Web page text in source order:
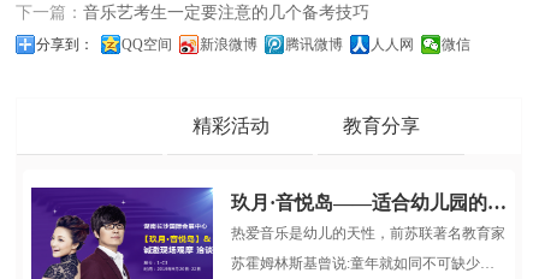
下一篇：音乐艺考生一定要注意的几个备考技巧
分享到： QQ空间 新浪微博 腾讯微博 人人网 微信
精彩活动 教育分享
玖月·音悦岛——适合幼儿园的多媒体音乐启蒙课程
热爱音乐是幼儿的天性，前苏联著名教育家
苏霍姆林斯基曾说:童年就如同不可缺少游